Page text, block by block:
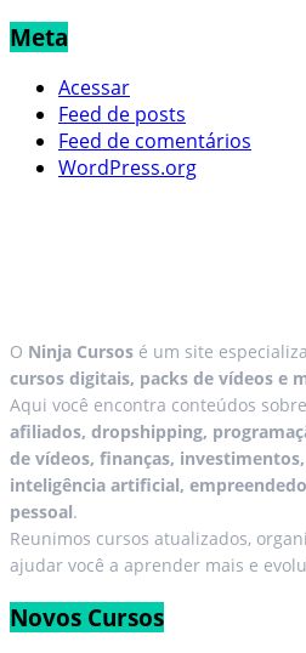
Meta
Acessar
Feed de posts
Feed de comentários
WordPress.org
O Ninja Cursos é um site
cursos digitais, packs de vídeos e
Aqui você encontra conteúdos sobre
afiliados, dropshipping,
de vídeos, finanças, investimentos,
inteligência artificial,
pessoal.
Reunimos cursos atualizados,
ajudar você a aprender mais e
Novos Cursos